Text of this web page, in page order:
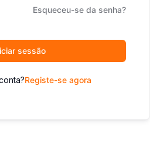
Esqueceu-se da senha?
sessão
Registe-se agora